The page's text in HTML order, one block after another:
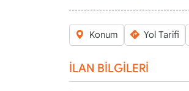
Konum Yol Tarifi
İLAN BİLGİLERİ